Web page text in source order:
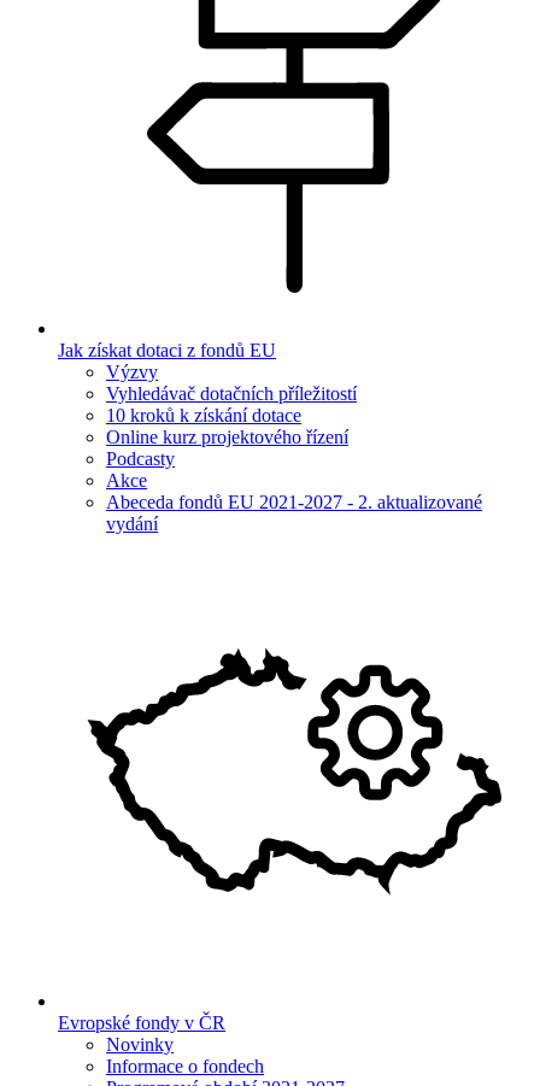
Jak získat dotaci z fondů EU
Výzvy
Vyhledávač dotačních příležitostí
10 kroků k získání dotace
Online kurz projektového řízení
Podcasty
Akce
Abeceda fondů EU 2021-2027 - 2. aktualizované
vydání
Evropské fondy v ČR
Novinky
Informace o fondech